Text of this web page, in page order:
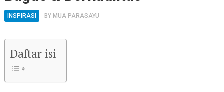
INSPIRASI BY MUA PARASAYU
Daftar isi